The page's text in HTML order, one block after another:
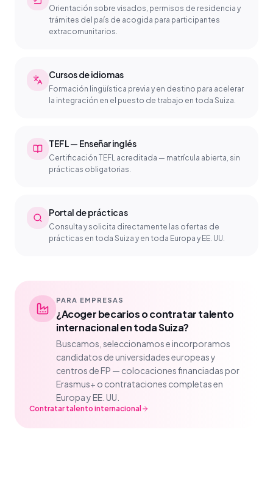
Orientación sobre visados, permisos de residencia y
trámites del país de acogida para participantes
extracomunitarios.
Cursos de idiomas
Formación lingüística previa y en destino para acelerar
la integración en el puesto de trabajo en toda Suiza.
TEFL — Enseñar inglés
Certificación TEFL acreditada — matrícula abierta, sin
prácticas obligatorias.
Portal de prácticas
Consulta y solicita directamente las ofertas de
prácticas en toda Suiza y en toda Europa y EE. UU.
PARA EMPRESAS
¿Acoger becarios o contratar talento
internacional en toda Suiza?
Buscamos, seleccionamos e incorporamos
candidatos de universidades europeas y
centros de FP — colocaciones financiadas por
Erasmus+ o contrataciones completas en
Europa y EE. UU.
Contratar talento internacional